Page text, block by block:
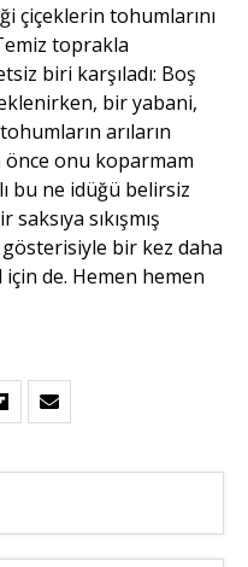
çiçeklerin tohumlarını
toprakla
biri karşıladı: Boş
bir yabani,
arıların
önce onu koparmam
bu ne idüğü belirsiz
sıkışmış
bir kez daha
de. Hemen hemen